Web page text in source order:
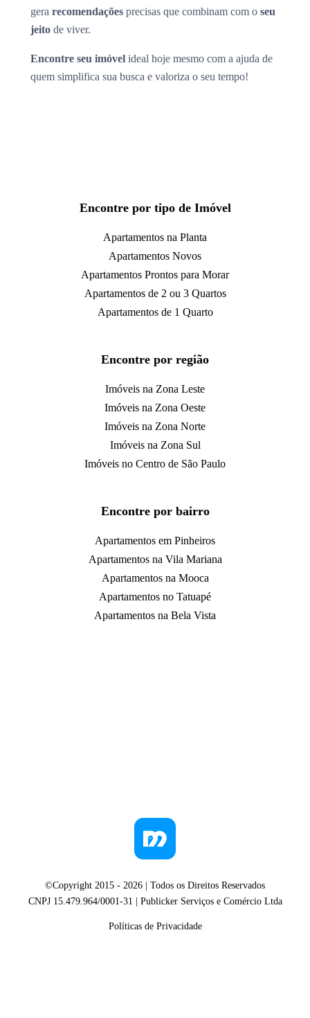
gera recomendações precisas que combinam com o seu
jeito de viver.
Encontre seu imóvel ideal hoje mesmo com a ajuda de
quem simplifica sua busca e valoriza o seu tempo!
Encontre por tipo de Imóvel
Apartamentos na Planta
Apartamentos Novos
Apartamentos Prontos para Morar
Apartamentos de 2 ou 3 Quartos
Apartamentos de 1 Quarto
Encontre por região
Imóveis na Zona Leste
Imóveis na Zona Oeste
Imóveis na Zona Norte
Imóveis na Zona Sul
Imóveis no Centro de São Paulo
Encontre por bairro
Apartamentos em Pinheiros
Apartamentos na Vila Mariana
Apartamentos na Mooca
Apartamentos no Tatuapé
Apartamentos na Bela Vista
©Copyright 2015 - 2026 | Todos os Direitos Reservados
CNPJ 15.479.964/0001-31 | Publicker Serviços e Comércio Ltda
Políticas de Privacidade